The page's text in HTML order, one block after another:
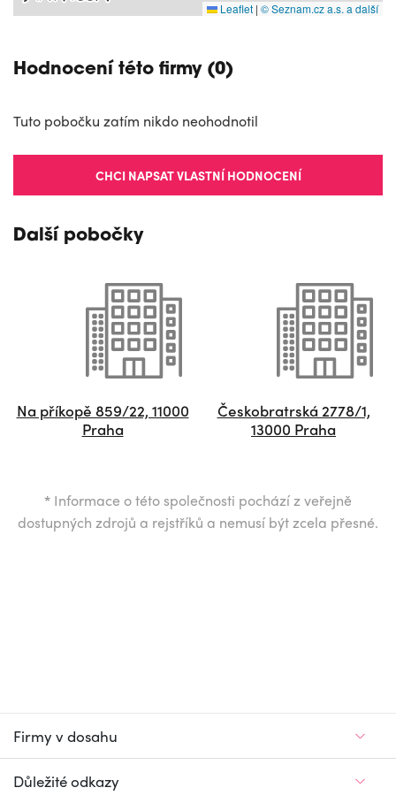
Leaflet | © Seznam.cz a.s. a další
Hodnocení této firmy (0)
Tuto pobočku zatím nikdo neohodnotil
CHCI NAPSAT VLASTNÍ HODNOCENÍ
Další pobočky
Na příkopě 859/22, 11000
Praha
Českobratrská 2778/1,
13000 Praha
* Informace o této společnosti pochází z veřejně
dostupných zdrojů a rejstříků a nemusí být zcela přesné.
Firmy v dosahu
Důležité odkazy